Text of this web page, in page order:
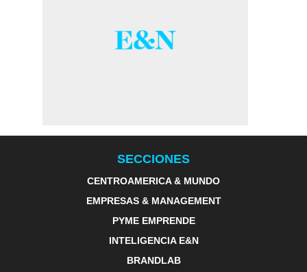
SECCIONES
CENTROAMERICA & MUNDO
EMPRESAS & MANAGEMENT
PYME EMPRENDE
INTELIGENCIA E&N
BRANDLAB